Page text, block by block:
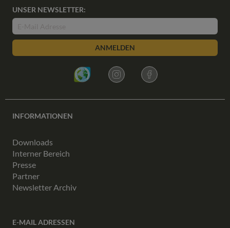
UNSER NEWSLETTER:
ANMELDEN
INFORMATIONEN
Downloads
Interner Bereich
Presse
Partner
Newsletter Archiv
E-MAIL ADRESSEN